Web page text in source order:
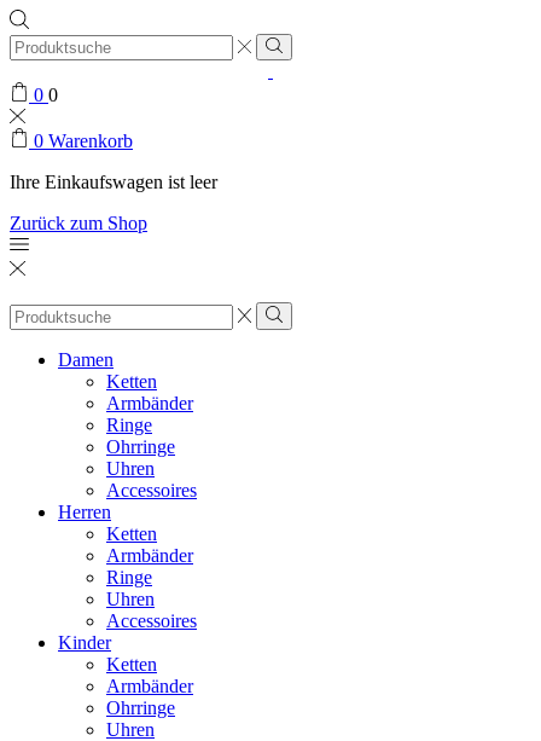
Search
input
0 0
0 Warenkorb
Ihre Einkaufswagen ist leer
Zurück zum Shop
Search
input
Damen
Ketten
Armbänder
Ringe
Ohrringe
Uhren
Accessoires
Herren
Ketten
Armbänder
Ringe
Uhren
Accessoires
Kinder
Ketten
Armbänder
Ohrringe
Uhren